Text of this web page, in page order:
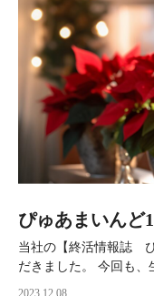
ぴゅあまいんど
当社の【終活情報誌
だきました。 今回も、
2023.12.08